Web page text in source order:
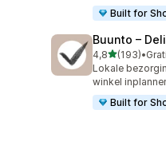
Built for
Buunto –
4,8van 5 sterren
(193)
193 recensies
•
Lokale
winkel
Built for